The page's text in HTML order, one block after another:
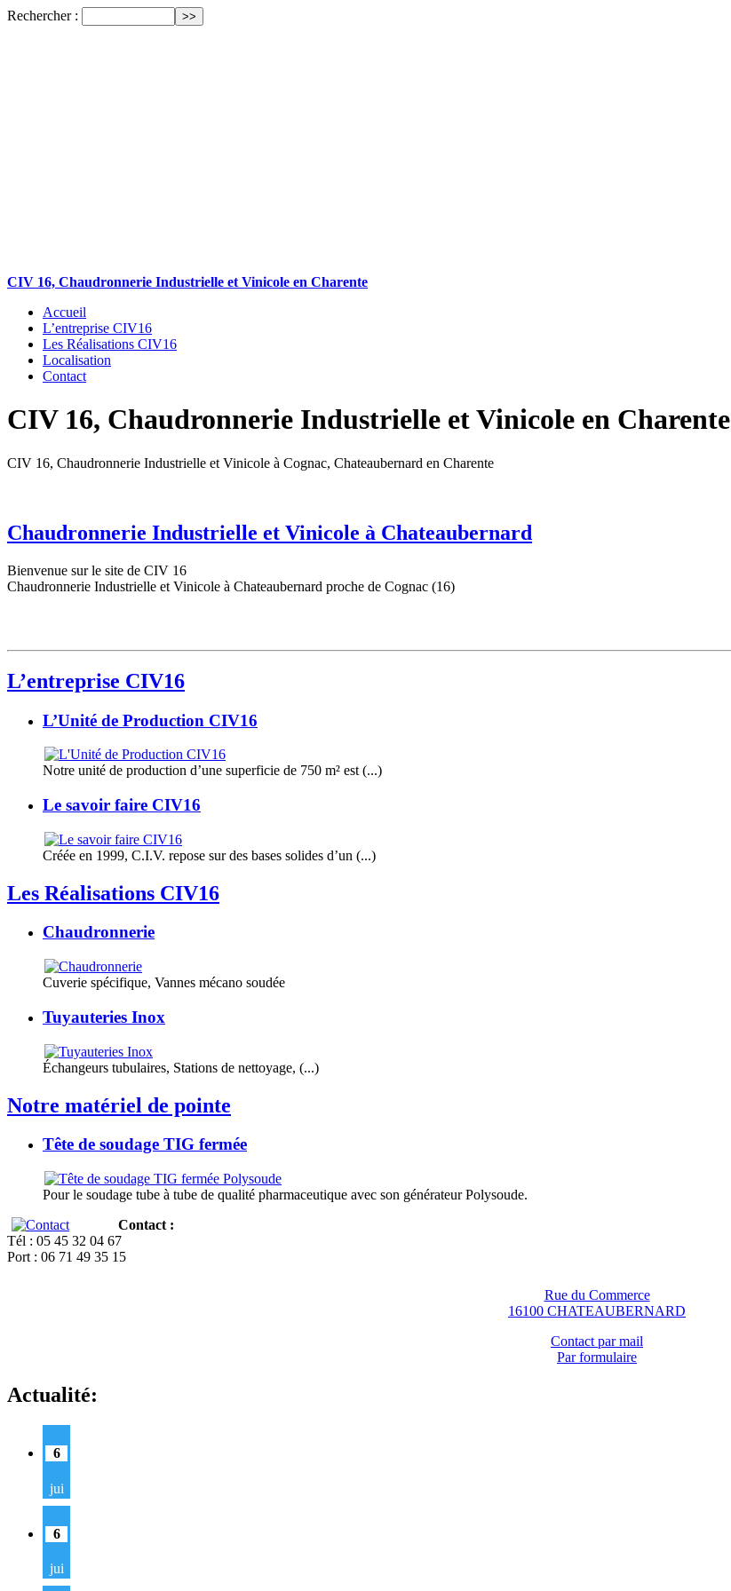
Rechercher :
CIV 16, Chaudronnerie Industrielle et Vinicole en Charente
Accueil
L’entreprise CIV16
Les Réalisations CIV16
Localisation
Contact
CIV 16, Chaudronnerie Industrielle et Vinicole en Charente
CIV 16, Chaudronnerie Industrielle et Vinicole à Cognac, Chateaubernard en Charente
Chaudronnerie Industrielle et Vinicole à Chateaubernard
Bienvenue sur le site de CIV 16
Chaudronnerie Industrielle et Vinicole à Chateaubernard proche de Cognac (16)
L’entreprise CIV16
L’Unité de Production CIV16
Notre unité de production d’une superficie de 750 m² est (...)
Le savoir faire CIV16
Créée en 1999, C.I.V. repose sur des bases solides d’un (...)
Les Réalisations CIV16
Chaudronnerie
Cuverie spécifique, Vannes mécano soudée
Tuyauteries Inox
Échangeurs tubulaires, Stations de nettoyage, (...)
Notre matériel de pointe
Tête de soudage TIG fermée
Pour le soudage tube à tube de qualité pharmaceutique avec son générateur Polysoude.
Contact :
Tél : 05 45 32 04 67
Port : 06 71 49 35 15
Rue du Commerce
16100 CHATEAUBERNARD
Contact par mail
Par formulaire
Actualité:
6
jui
6
jui